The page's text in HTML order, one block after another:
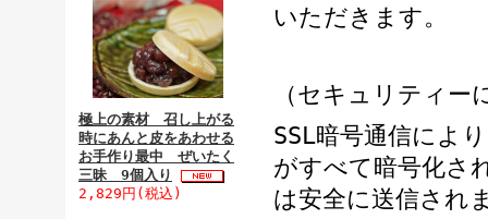
極上の素材 召し上がる
時にあんと皮をあわせる
お手作り最中 ぜいたく
三昧 9個入り
2,829円(税込)
いただきます。
（セキュリティー
SSL暗号通信によ
がすべて暗号化さ
は安全に送信され